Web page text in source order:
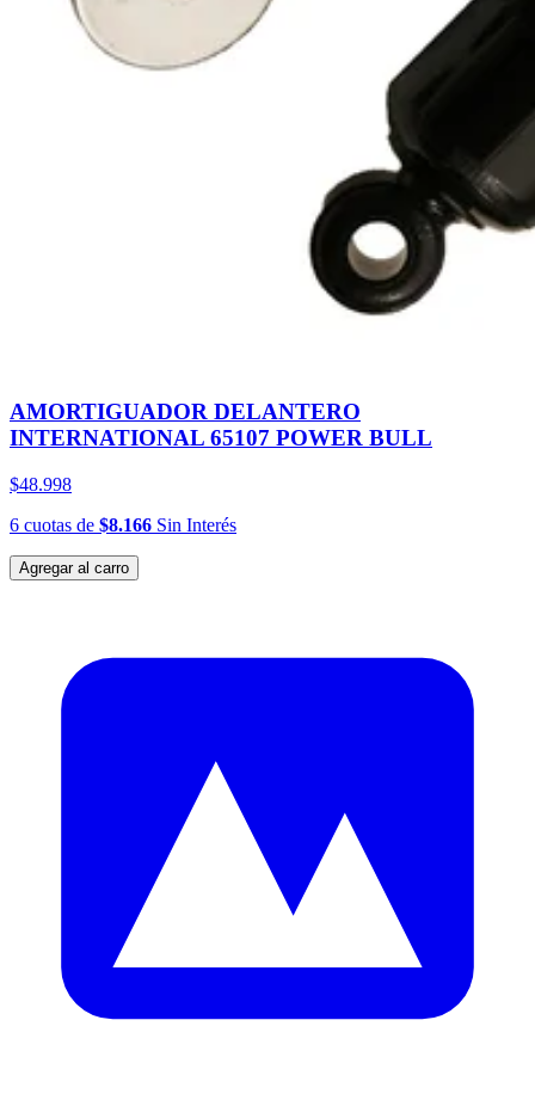
AMORTIGUADOR DELANTERO
INTERNATIONAL 65107 POWER BULL
$48.998
6 cuotas de $8.166 Sin Interés
Agregar al carro